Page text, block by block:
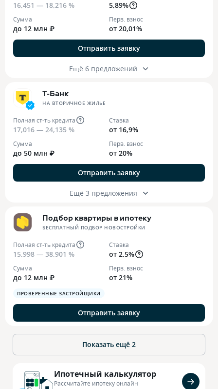
16,451 — 18,216 % 5,89%
Сумма
до 12 млн ₽
Перв. взнос
от 20,01%
Отправить заявку
Ещё 6 предложений
Т-Банк
НА ВТОРИЧНОЕ ЖИЛЬЕ
Полная ст-ть кредита
17,016 — 24,135 %
Ставка
от 16,9%
Сумма
до 50 млн ₽
Перв. взнос
от 20%
Отправить заявку
Ещё 3 предложения
Подбор квартиры в ипотеку
БЕСПЛАТНЫЙ ПОДБОР НОВОСТРОЙКИ
Полная ст-ть кредита
15,998 — 38,901 %
Ставка
от 2,5%
Сумма
до 12 млн ₽
Перв. взнос
от 21%
ПРОВЕРЕННЫЕ ЗАСТРОЙЩИКИ
Отправить заявку
Показать ещё 2
Ипотечный калькулятор
Рассчитайте ипотеку онлайн